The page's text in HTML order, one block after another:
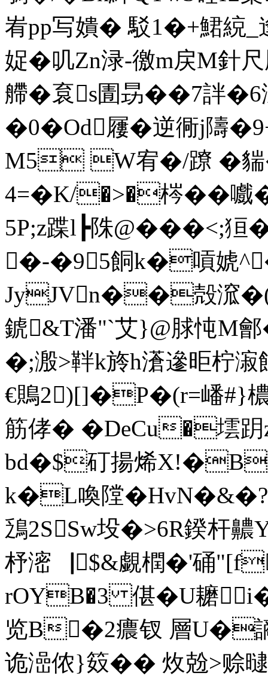
峟pp写嬇� 駁1�+鮶綂_
娖� 叽Zn渌-徼m戻M針
艜�袬s圊昮�� 7詊
�0�Od屨�逆衕j隯
M5 W宥�/蹽 �貒
4=�K/�>�梣��嚱
5P;z蹀l┣陎
�-�95餇k�嗊婋^�
JyJVn��殻溛
錿&T潘"`艾}@脙忳
�;溵>靽k旍h濸遪昛柠
€鵙2)[]�P�(r=嶓#}檂
筋侾� �DeCu�墵
bd�$矴揚烯
k�L喚隚
鴔2SSw坄�>6R鍨杆齈
杼滵▕$&覷橍�'硧
rOYB�3 偡�U耱
览B�2癑钗 層U�謪
诡澏侬}笯� � 炇兝>